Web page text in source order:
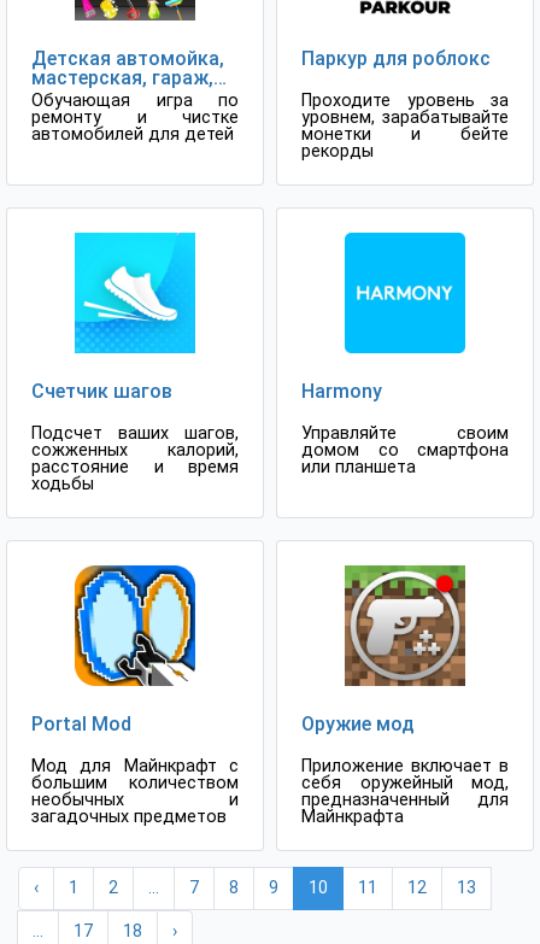
Детская автомойка,
мастерская, гараж,
самолет
Обучающая игра по
ремонту и чистке
автомобилей для детей
Паркур для роблокс
Проходите уровень за
уровнем, зарабатывайте
монетки и бейте
рекорды
Счетчик шагов
Подсчет ваших шагов,
сожженных калорий,
расстояние и время
ходьбы
Harmony
Управляйте своим
домом со смартфона
или планшета
Portal Mod
Мод для Майнкрафт с
большим количеством
необычных и
загадочных предметов
Оружие мод
Приложение включает в
себя оружейный мод,
предназначенный для
Майнкрафта
‹ 1 2 ... 7 8 9 10 11 12 13
... 17 18 ›